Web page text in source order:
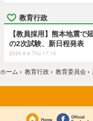
教育行政
【教員採用】熊本地震で
の2次試験、新日程発表
2026.8.6 Thu 17:15
ホーム › 教育行政 › 教育委員会 ›
Home
Official